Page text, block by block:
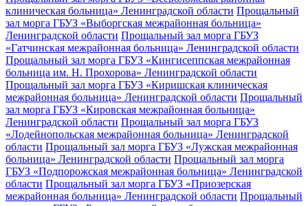
клиническая больница» Ленинградской области Прощальный
зал морга ГБУЗ «Выборгская межрайонная больница»
Ленинградской области Прощальный зал морга ГБУЗ
«Гатчинская межрайонная больница» Ленинградской области
Прощальный зал морга ГБУЗ «Кингисеппская межрайонная
больница им. Н. Прохорова» Ленинградской области
Прощальный зал морга ГБУЗ «Киришская клиническая
межрайонная больница» Ленинградской области Прощальный
зал морга ГБУЗ «Кировская межрайонная больница»
Ленинградской области Прощальный зал морга ГБУЗ
«Лодейнопольская межрайонная больница» Ленинградской
области Прощальный зал морга ГБУЗ «Лужская межрайонная
больница» Ленинградской области Прощальный зал морга
ГБУЗ «Подпорожская межрайонная больница» Ленинградской
области Прощальный зал морга ГБУЗ «Приозерская
межрайонная больница» Ленинградской области Прощальный